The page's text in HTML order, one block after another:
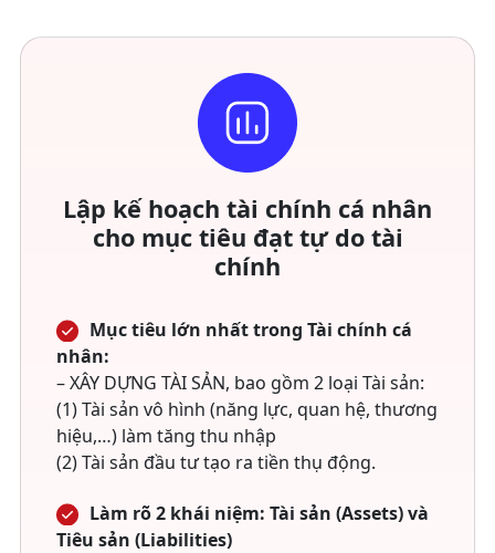
Lập kế hoạch tài chính cá nhân
cho mục tiêu đạt tự do tài
chính
Mục tiêu lớn nhất trong Tài chính cá
nhân:
– XÂY DỰNG TÀI SẢN, bao gồm 2 loại Tài sản:
(1) Tài sản vô hình (năng lực, quan hệ, thương
hiệu,…) làm tăng thu nhập
(2) Tài sản đầu tư tạo ra tiền thụ động.
Làm rõ 2 khái niệm: Tài sản (Assets) và
Tiêu sản (Liabilities)